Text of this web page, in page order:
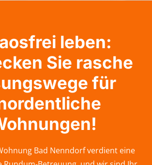
leben:
Sie rasche
für
Bad Nenndorf verdient eine